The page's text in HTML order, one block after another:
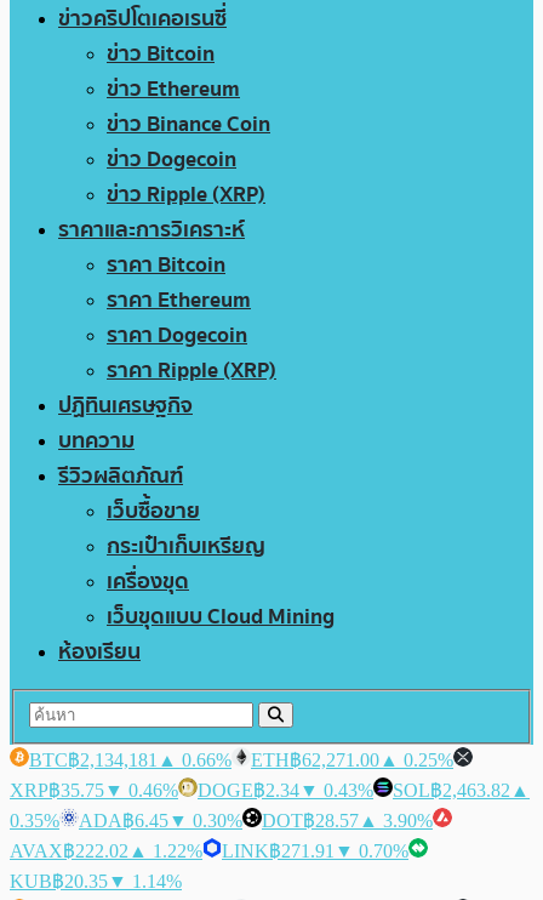
ข่าวคริปโตเคอเรนซี่
ข่าว Bitcoin
ข่าว Ethereum
ข่าว Binance Coin
ข่าว Dogecoin
ข่าว Ripple (XRP)
ราคาและการวิเคราะห์
ราคา Bitcoin
ราคา Ethereum
ราคา Dogecoin
ราคา Ripple (XRP)
ปฏิทินเศรษฐกิจ
บทความ
รีวิวผลิตภัณฑ์
เว็บซื้อขาย
กระเป๋าเก็บเหรียญ
เครื่องขุด
เว็บขุดแบบ Cloud Mining
ห้องเรียน
BTC฿2,134,181 ▲ 0.66% ETH฿62,271.00 ▲ 0.25%
XRP฿35.75▼ 0.46% DOGE฿2.34▼ 0.43% SOL฿2,463.82 ▲
0.35%
ADA฿6.45▼ 0.30% DOT฿28.57 ▲ 3.90%
AVAX฿222.02 ▲ 1.22% LINK฿271.91 ▼ 0.70%
KUB฿20.35▼ 1.14%